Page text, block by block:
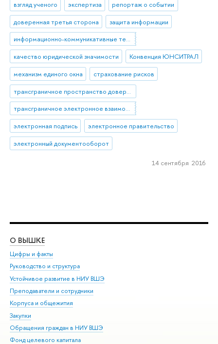
взгляд ученого
экспертиза
репортаж о событии
доверенная третья сторона
защита информации
информационно-коммуникативные технологии
качество юридической значимости
Конвенция ЮНСИТРАЛ
механизм единого окна
страхование рисков
трансграничное электронное взаимодействие
электронная подпись
электронное правительство
электронный документооборот
14 сентября 2016
О ВЫШКЕ
Цифры и факты
Руководство и структура
Устойчивое развитие в НИУ ВШЭ
Преподаватели и сотрудники
Корпуса и общежития
Закупки
Обращения граждан в НИУ ВШЭ
Фонд целевого капитала